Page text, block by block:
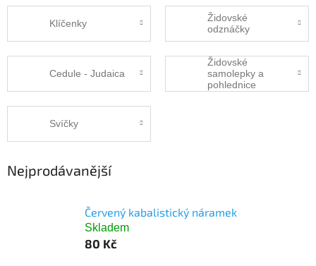
Klíčenky
Židovské
odznáčky
Cedule - Judaica
Židovské
samolepky a
pohlednice
Svíčky
Nejprodávanější
Červený kabalistický náramek
Skladem
80 Kč